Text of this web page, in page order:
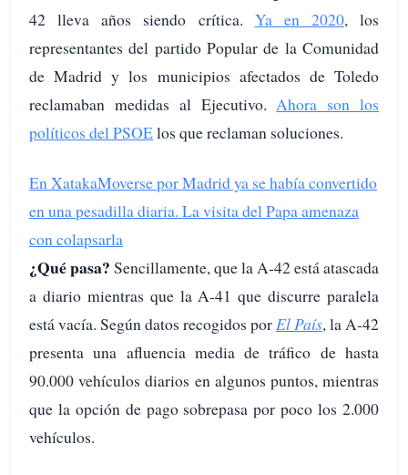
42 lleva años siendo crítica. Ya en 2020, los
representantes del partido Popular de la Comunidad
de Madrid y los municipios afectados de Toledo
reclamaban medidas al Ejecutivo.Ahora son los
políticos del PSOElos que reclaman soluciones.
En XatakaMoverse por Madrid ya se había convertido
en una pesadilla diaria. La visita del Papa amenaza
con colapsarla
¿Qué pasa? Sencillamente, que la A-42 está atascada
a diario mientras que la A-41 que discurre paralela
está vacía. Según datos recogidos porEl País, la A-42
presenta una afluencia media de tráfico de hasta
90.000 vehículos diarios en algunos puntos, mientras
que la opción de pago sobrepasa por poco los 2.000
vehículos.